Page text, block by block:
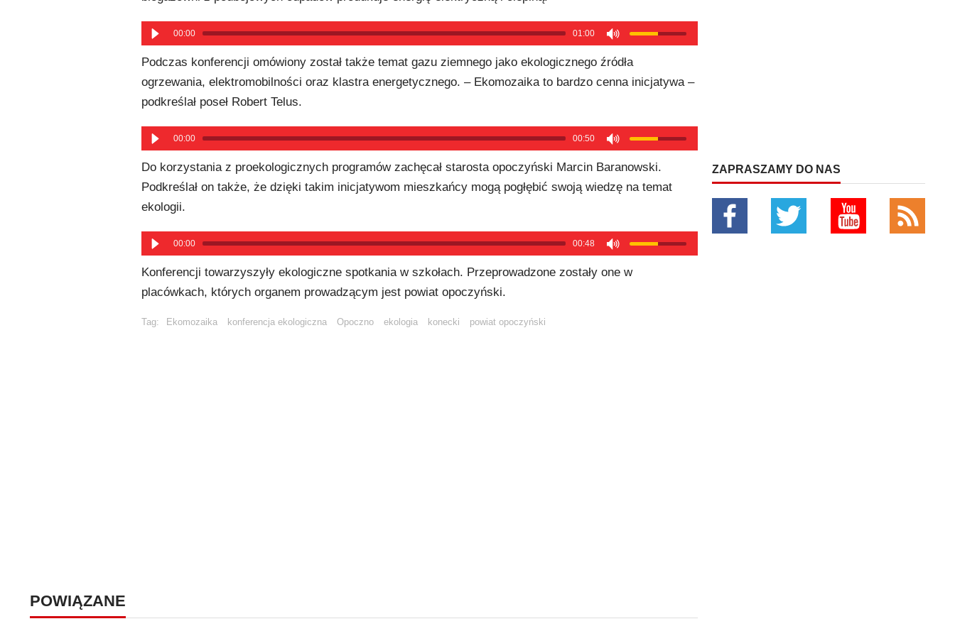
00:00 01:00
Podczas konferencji omówiony został także temat gazu ziemnego jako ekologicznego źródła
ogrzewania, elektromobilności oraz klastra energetycznego. – Ekomozaika to bardzo cenna inicjatywa –
podkreślał poseł Robert Telus.
00:00 00:50
Do korzystania z proekologicznych programów zachęcał starosta opoczyński Marcin Baranowski.
Podkreślał on także, że dzięki takim inicjatywom mieszkańcy mogą pogłębić swoją wiedzę na temat
ekologii.
00:00 00:48
Konferencji towarzyszyły ekologiczne spotkania w szkołach. Przeprowadzone zostały one w
placówkach, których organem prowadzącym jest powiat opoczyński.
Tag: Ekomozaika konferencja ekologiczna Opoczno ekologia konecki powiat opoczyński
POWIĄZANE
ZAPRASZAMY DO NAS